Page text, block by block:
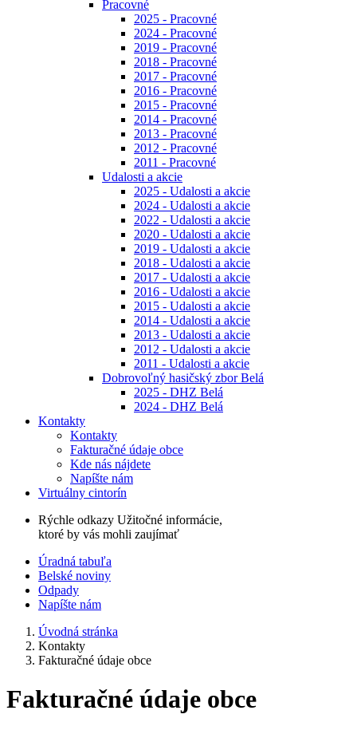
Pracovné
2025 - Pracovné
2024 - Pracovné
2019 - Pracovné
2018 - Pracovné
2017 - Pracovné
2016 - Pracovné
2015 - Pracovné
2014 - Pracovné
2013 - Pracovné
2012 - Pracovné
2011 - Pracovné
Udalosti a akcie
2025 - Udalosti a akcie
2024 - Udalosti a akcie
2022 - Udalosti a akcie
2020 - Udalosti a akcie
2019 - Udalosti a akcie
2018 - Udalosti a akcie
2017 - Udalosti a akcie
2016 - Udalosti a akcie
2015 - Udalosti a akcie
2014 - Udalosti a akcie
2013 - Udalosti a akcie
2012 - Udalosti a akcie
2011 - Udalosti a akcie
Dobrovoľný hasičský zbor Belá
2025 - DHZ Belá
2024 - DHZ Belá
Kontakty
Kontakty
Fakturačné údaje obce
Kde nás nájdete
Napíšte nám
Virtuálny cintorín
Rýchle odkazy Užitočné informácie,
ktoré by vás mohli zaujímať
Úradná tabuľa
Belské noviny
Odpady
Napíšte nám
Úvodná stránka
Kontakty
Fakturačné údaje obce
Fakturačné údaje obce